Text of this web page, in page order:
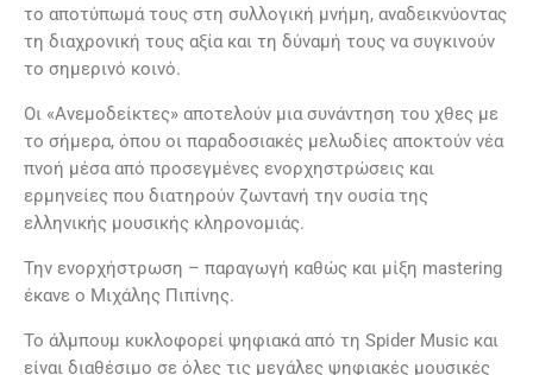
το αποτύπωμά τους στη συλλογική μνήμη, αναδεικνύοντας
τη διαχρονική τους αξία και τη δύναμή τους να συγκινούν
το σημερινό κοινό.
Οι «Ανεμοδείκτες» αποτελούν μια συνάντηση του χθες με
το σήμερα, όπου οι παραδοσιακές μελωδίες αποκτούν νέα
πνοή μέσα από προσεγμένες ενορχηστρώσεις και
ερμηνείες που διατηρούν ζωντανή την ουσία της
ελληνικής μουσικής κληρονομιάς.
Την ενορχήστρωση – παραγωγή καθώς και μίξη mastering
έκανε ο Μιχάλης Πιπίνης.
Το άλμπουμ κυκλοφορεί ψηφιακά από τη Spider Music και
είναι διαθέσιμο σε όλες τις μεγάλες ψηφιακές μουσικές